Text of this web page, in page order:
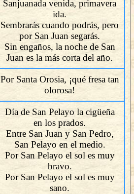
Sanjuanada venida, primavera
ida.
Sembrarás cuando podrás, pero
por San Juan segarás.
Sin engaños, la noche de San
Juan es la más corta del año.
Por Santa Orosia, ¡qué fresa tan
olorosa!
Día de San Pelayo la cigüeña
en los prados.
Entre San Juan y San Pedro,
San Pelayo en el medio.
Por San Pelayo el sol es muy
bravo.
Por San Pelayo el sol es muy
sano.